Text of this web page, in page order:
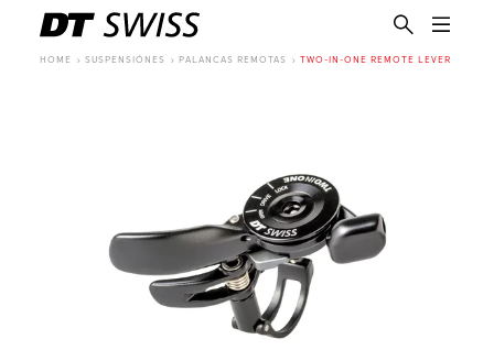
HOME SUSPENSIÓNES PALANCAS REMOTAS TWO-IN-ONE REMOTE LEVER